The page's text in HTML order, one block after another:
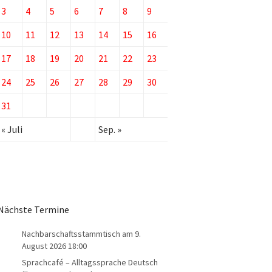
3
4 5 6 7 8
9
10
11 12 13 14 15
16
17
18 19 20 21 22
23
24
25 26 27 28 29
30
31
« Juli
Sep. »
Termine
Nachbarschaftsstammtisch am 9.
August 2026 18:00
Sprachcafé – Alltagssprache Deutsch